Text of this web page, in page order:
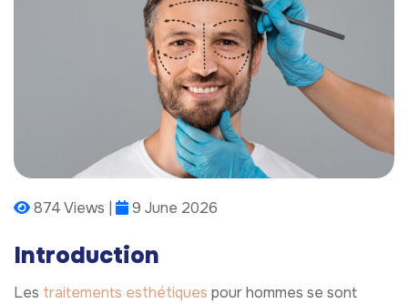
874 Views | 9 June 2026
Introduction
Les traitements esthétiques pour hommes se sont